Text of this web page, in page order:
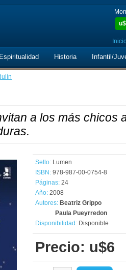
u$
Espiritualidad Historia Infantil/
a los más chicos
Sello: Lumen
ISBN: 978-987-00-0754-8
Páginas: 24
Año: 2008
Autores: Beatriz Grippo
Paula Pueyrredon
Disponibilidad: Disponible
Precio: u$6